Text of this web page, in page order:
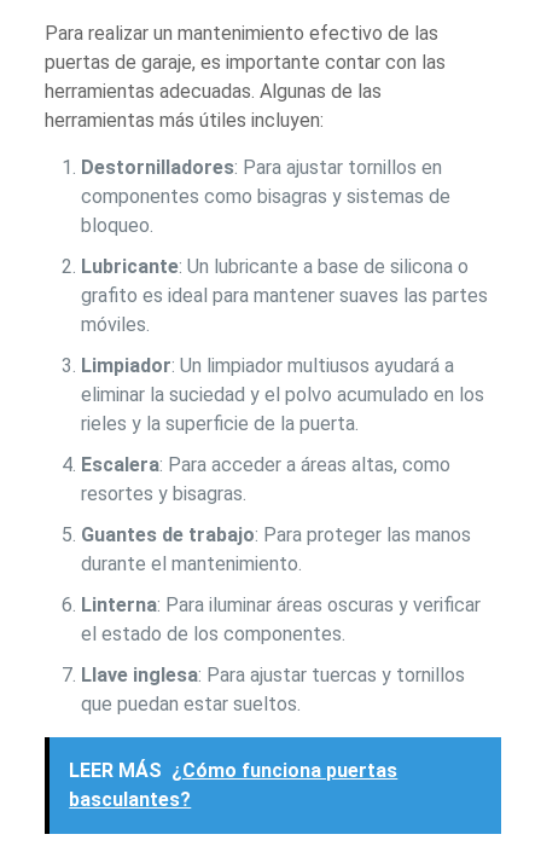
Para realizar un mantenimiento efectivo de las
puertas de garaje, es importante contar con las
herramientas adecuadas. Algunas de las
herramientas más útiles incluyen:
Destornilladores: Para ajustar tornillos en
componentes como bisagras y sistemas de
bloqueo.
Lubricante: Un lubricante a base de silicona o
grafito es ideal para mantener suaves las partes
móviles.
Limpiador: Un limpiador multiusos ayudará a
eliminar la suciedad y el polvo acumulado en los
rieles y la superficie de la puerta.
Escalera: Para acceder a áreas altas, como
resortes y bisagras.
Guantes de trabajo: Para proteger las manos
durante el mantenimiento.
Linterna: Para iluminar áreas oscuras y verificar
el estado de los componentes.
Llave inglesa: Para ajustar tuercas y tornillos
que puedan estar sueltos.
LEER MÁS ¿Cómo funciona puertas
basculantes?